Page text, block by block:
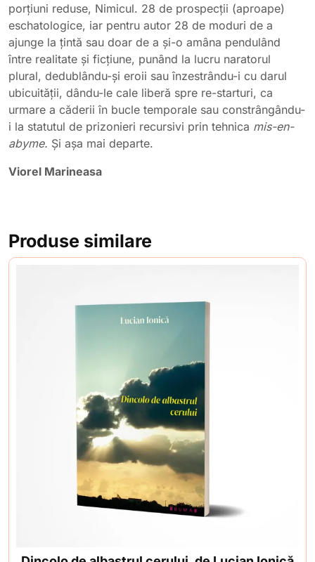
porțiuni reduse, Nimicul. 28 de prospecții (aproape)
eschatologice, iar pentru autor 28 de moduri de a
ajunge la țintă sau doar de a și-o amâna pendulând
între realitate și ficțiune, punând la lucru naratorul
plural, dedublându-și eroii sau înzestrându-i cu darul
ubicuității, dându-le cale liberă spre re-starturi, ca
urmare a căderii în bucle temporale sau constrângându-
i la statutul de prizonieri recursivi prin tehnica mis-en-
abyme. Și așa mai departe.
Viorel Marineasa
Produse similare